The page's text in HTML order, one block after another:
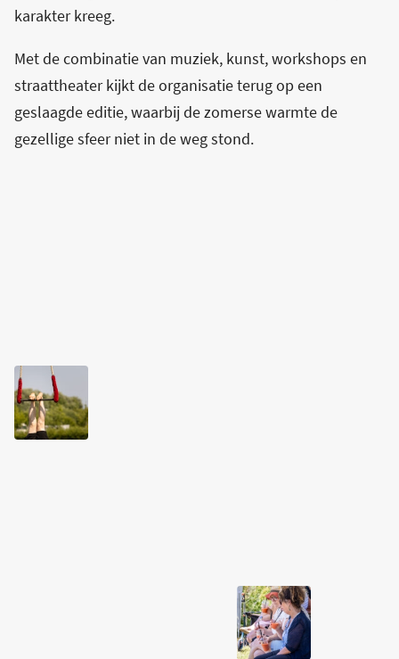
karakter kreeg.
Met de combinatie van muziek, kunst, workshops en
straattheater kijkt de organisatie terug op een
geslaagde editie, waarbij de zomerse warmte de
gezellige sfeer niet in de weg stond.